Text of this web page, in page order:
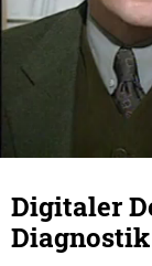
Digitaler
Diagnostik